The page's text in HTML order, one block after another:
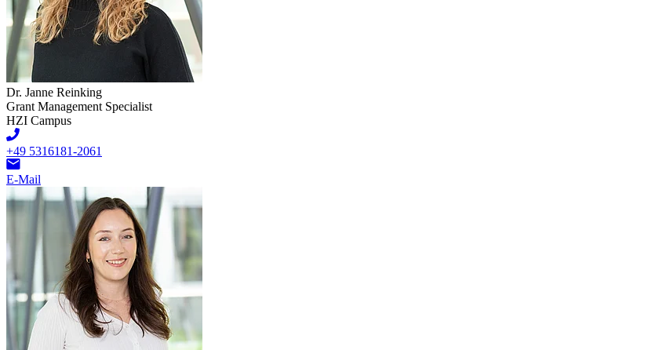
Dr. Janne Reinking
Grant Management Specialist
HZI Campus
+49 5316181-2061
E-Mail